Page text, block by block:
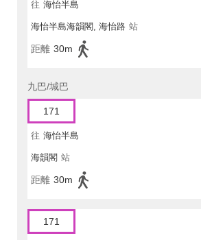
往 海怡半島
海怡半島海韻閣, 海怡路 站
距離 30m
九巴/城巴
171
往 海怡半島
海韻閣 站
距離 30m
171